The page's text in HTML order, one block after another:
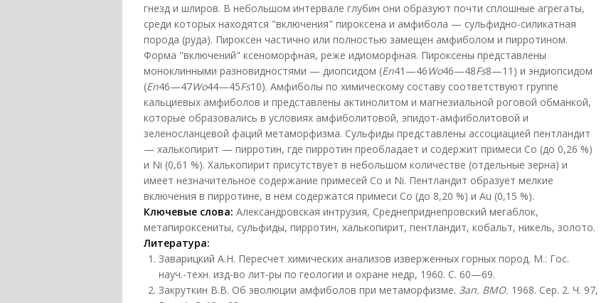
гнезд и шлиров. В небольшом интервале глубин они образуют почти сплошные агрегаты,
среди которых находятся "включения" пироксена и амфибола — сульфидно-силикатная
порода (руда). Пироксен частично или полностью замещен амфиболом и пирротином.
Форма "включений" ксеноморфная, реже идиоморфная. Пироксены представлены
моноклинными разновидностями — диопсидом (En41—46Wo46—48Fs8—11) и эндиопсидом
(En46—47Wo44—45Fs10). Амфиболы по химическому составу соответствуют группе
кальциевых амфиболов и представлены актинолитом и магнезиальной роговой обманкой,
которые образовались в условиях амфиболитовой, эпидот-амфиболитовой и
зеленосланцевой фаций метаморфизма. Сульфиды представлены ассоциацией пентландит
— халькопирит — пирротин, где пирротин преобладает и содержит примеси Co (до 0,26 %)
и Ni (0,61 %). Халькопирит присутствует в небольшом количестве (отдельные зерна) и
имеет незначительное содержание примесей Co и Ni. Пентландит образует мелкие
включения в пирротине, в нем содержатся примеси Co (до 8,20 %) и Au (0,15 %).
Ключевые слова: Александровская интрузия, Среднеприднепровский мегаблок,
метапироксениты, сульфиды, пирротин, халькопирит, пентландит, кобальт, никель, золото.
Литература:
Заварицкий А.Н. Пересчет химических анализов изверженных горных пород. М.: Гос.
науч.-техн. изд-во лит-ры по геологии и охране недр, 1960. С. 60—69.
Закруткин В.В. Об эволюции амфиболов при метаморфизме. Зап. ВМО. 1968. Сер. 2. Ч. 97,